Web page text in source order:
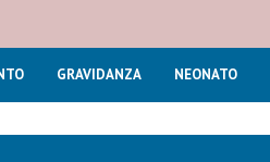
GRAVIDANZA NEONATO